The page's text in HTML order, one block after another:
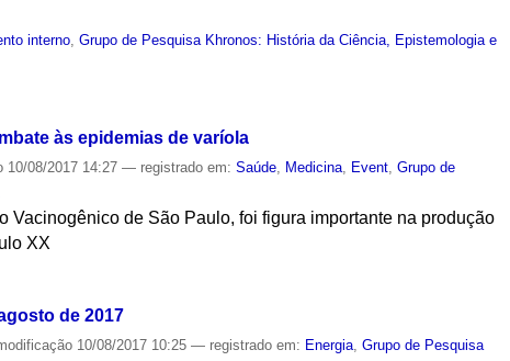
interno,Grupo de Pesquisa Khronos: História da Ciência, Epistemologia e
às epidemias de varíola
10/08/2017 14:27— registrado em:Saúde, Medicina, Event,Grupo de
Vacinogênico de São Paulo, foi figura importante na produção
XX
de 2017
10/08/2017 10:25— registrado em: Energia ,Grupo de Pesquisa